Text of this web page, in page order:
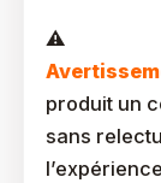
produit un
sans